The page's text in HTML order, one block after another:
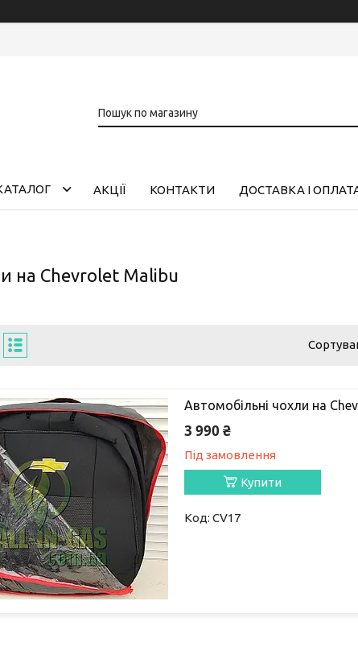
АКЦІЇ КОНТАКТИ ДОСТАВКА І
на Chevrolet Malibu
Автомобільні чохли на
3 990 ₴
Під замовлення
Купити
CV17